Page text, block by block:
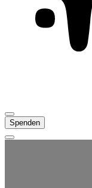
Spenden